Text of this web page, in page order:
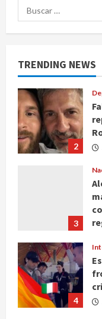
Buscar:
TRENDING NEWS
1
2
3
4